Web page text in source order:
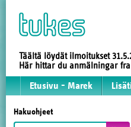
Täältä löydät ilmoitukset
Här hittar du anmälningar
Etusivu - Marek
Hakuohjeet